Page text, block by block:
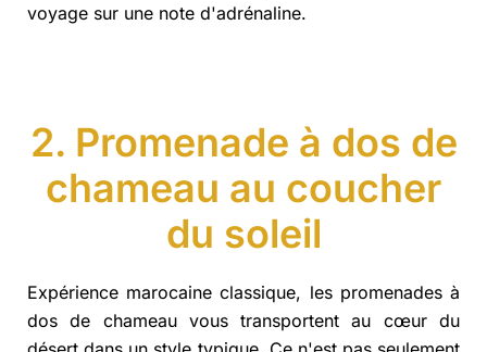
voyage sur une note d'adrénaline.
2. Promenade à dos de
chameau au coucher
du soleil
Expérience marocaine classique, les promenades à
dos de chameau vous transportent au cœur du